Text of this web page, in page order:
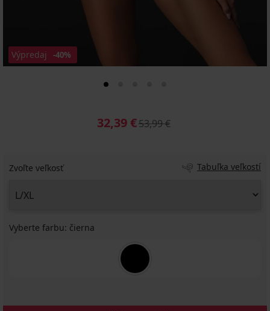
Výpredaj -40%
32,39 €53,99 €
Zvoľte veľkosť Tabuľka veľkostí
Vyberte farbu: čierna